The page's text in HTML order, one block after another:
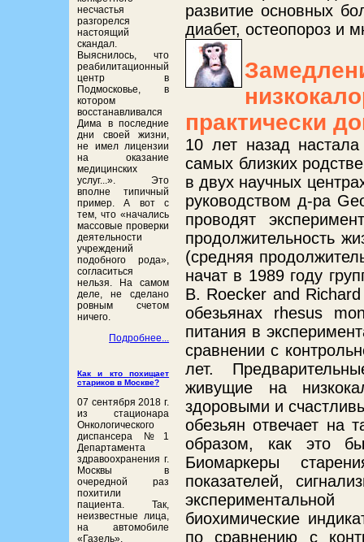
несчастья
разгорелся
настоящий
скандал.
Выяснилось, что
реабилитационный
центр в
Подмосковье, в
котором
восстанавливался
Дима в последние
дни своей жизни,
не имел лицензии
на оказание
медицинских
услуг...». Это
вполне типичный
пример. А вот с
тем, что «начались
массовые проверки
деятельности
учреждений
подобного рода»,
согласиться
нельзя. На самом
деле, не сделано
ровным счетом
ничего.
Подробнее...
Как и кто похищает
стариков в Москве?
07 сентября 2018 г.
из стационара
Онкологического
диспансера №1
Департамента
здравоохранения г.
Москвы в
очередной раз
похитили
пациента. Так,
неизвестные лица,
на автомобиле
«Газель»,
развитие основных
диабет, остеопороз и
практически
10 лет назад
самых близких
в двух научных
руководством д-ра
проводят
продолжительность
(средняя
начат в 1989 году
B. Roecker and
обезьянах rhesus
питания в
сравнении с
лет.
живущие на
здоровыми и
обезьян отвечает на
образом, как это
Биомаркеры
показателей,
биохимические
по сравнению с